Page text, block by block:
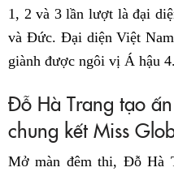
1, 2 và 3 lần lượt là đại
và Đức. Đại diện Việt
giành được ngôi vị Á hậu 4.
Đỗ Hà Trang tạo
chung kết Miss
Mở màn đêm thi, Đỗ Hà